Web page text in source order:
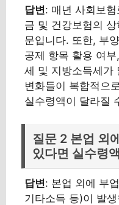
답변: 매년 사회보
금 및 건강보험의
문입니다. 또한, 부
공제 항목 활용 여
세 및 지방소득세가
변화들이 복합적으
실수령액이 달라질
질문 2 본업 외
있다면 실수령
답변: 본업 외에 부
기타소득 등)이 발